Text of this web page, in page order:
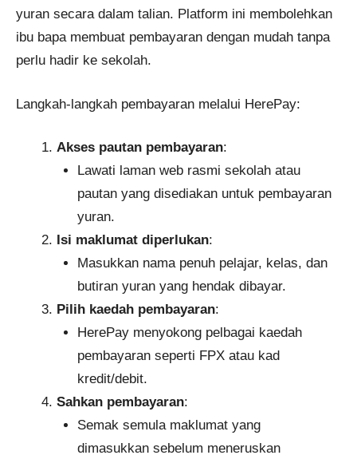
yuran secara dalam talian. Platform ini membolehkan
ibu bapa membuat pembayaran dengan mudah tanpa
perlu hadir ke sekolah.​
Langkah-langkah pembayaran melalui HerePay:
Akses pautan pembayaran:​
Lawati laman web rasmi sekolah atau
pautan yang disediakan untuk pembayaran
yuran.​
Isi maklumat diperlukan:
Masukkan nama penuh pelajar, kelas, dan
butiran yuran yang hendak dibayar.​
Pilih kaedah pembayaran:
HerePay menyokong pelbagai kaedah
pembayaran seperti FPX atau kad
kredit/debit.
Sahkan pembayaran:
Semak semula maklumat yang
dimasukkan sebelum meneruskan